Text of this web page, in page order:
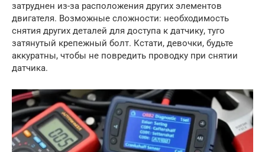
затруднен из-за расположения других элементов
двигателя. Возможные сложности: необходимость
снятия других деталей для доступа к датчику, туго
затянутый крепежный болт. Кстати, девочки, будьте
аккуратны, чтобы не повредить проводку при снятии
датчика.